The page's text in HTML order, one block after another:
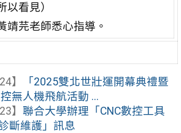
以看見）
靖芫老師悉心指導。
】
「2025雙北世壯運開幕典禮暨
無人機飛航活動 ...
】 聯合大學辦理「CNC數控工具
斷維護」訊息